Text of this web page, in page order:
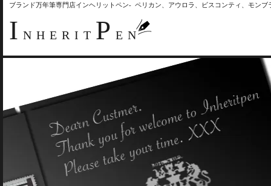
ブランド万年筆専門店インヘリットペン- ペリカン、アウロラ、ビスコンティ、モン
I NHERIT P EN